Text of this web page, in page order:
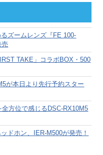
ズームレンズ『FE 100-
TAKE」コラボBOX・500
が本日より先行予約スター
方位で感じるDSC-RX10M5
ドホン、IER-M500が発売！